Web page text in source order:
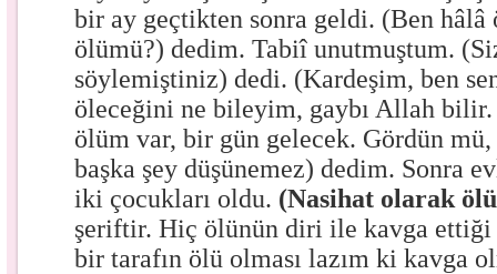
bir ay geçtikten sonra geldi. (Ben
ölümü?) dedim. Tabiî unutmuştum.
söylemiştiniz) dedi. (Kardeşim, ben
öleceğini ne bileyim, gaybı Allah bilir.
ölüm var, bir gün gelecek. Gördün
başka şey düşünemez) dedim. Sonra
iki çocukları oldu. (Nasihat olarak
şeriftir. Hiç ölünün diri ile kavga ettiği
bir tarafın ölü olması lazım ki kavga